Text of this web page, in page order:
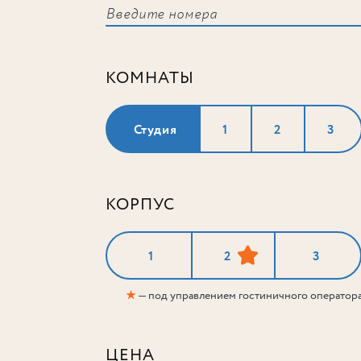
КОМНАТЫ
Студия 1 2 3
КОРПУС
1 2 3
★— под управлением гостиничного
ЦЕНА